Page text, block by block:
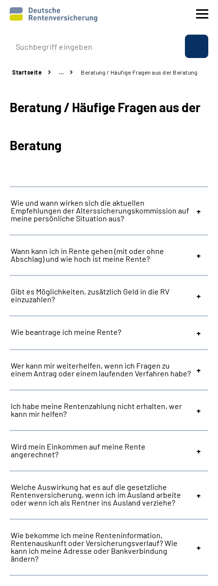
Prävention
Rente
Über uns & Presse
Online-Services
Inhalte in Gebärdensprache (DGS)
Leichte Sprache
Mein Kundenportal
Startseite … Beratung / Häufige Fragen aus der Beratung
Beratung / Häufige Fragen aus der
Beratung
Wie und wann wirken sich die aktuellen
Empfehlungen der Alterssicherungskommission auf
meine persönliche Situation aus?
Wann kann ich in Rente gehen (mit oder ohne
Abschlag) und wie hoch ist meine Rente?
Gibt es Möglichkeiten, zusätzlich Geld in die RV
einzuzahlen?
Wie beantrage ich meine Rente?
Wer kann mir weiterhelfen, wenn ich Fragen zu
einem Antrag oder einem laufenden Verfahren habe?
Ich habe meine Rentenzahlung nicht erhalten, wer
kann mir helfen?
Wird mein Einkommen auf meine Rente
angerechnet?
Welche Auswirkung hat es auf die gesetzliche
Rentenversicherung, wenn ich im Ausland arbeite
oder wenn ich als Rentner ins Ausland verziehe?
Wie bekomme ich meine Renteninformation,
Rentenauskunft oder Versicherungsverlauf? Wie
kann ich meine Adresse oder Bankverbindung
ändern?